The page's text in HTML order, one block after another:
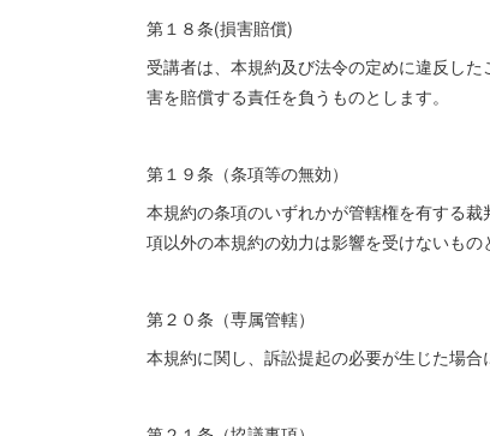
第１８条(損害賠償)
受講者は、本規約及び法令の定めに違反し
害を賠償する責任を負うものとします。
第１９条（条項等の無効）
本規約の条項のいずれかが管轄権を有する
項以外の本規約の効力は影響を受けないもの
第２０条（専属管轄）
本規約に関し、訴訟提起の必要が生じた場合